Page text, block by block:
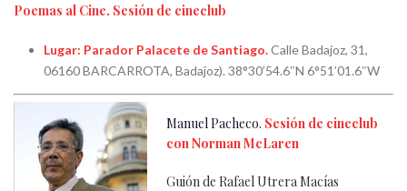
Poemas al Cine. Sesión de cineclub
Lugar: Parador Palacete de Santiago.Calle Badajoz, 31,
06160 BARCARROTA, Badajoz). 38°30’54.6″N 6°51’01.6″W
Manuel Pacheco. Sesión de cineclub
con Norman McLaren
Guión de Rafael Utrera Macías